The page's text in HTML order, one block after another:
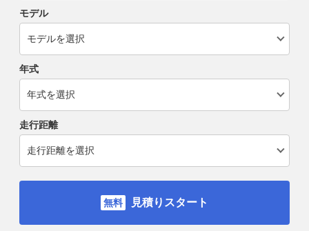
モデル
年式
走行距離
見積りスタート